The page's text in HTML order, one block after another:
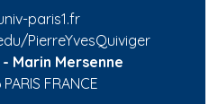
paris1.fr
PierreYvesQuiviger
Marin Mersenne
FRANCE